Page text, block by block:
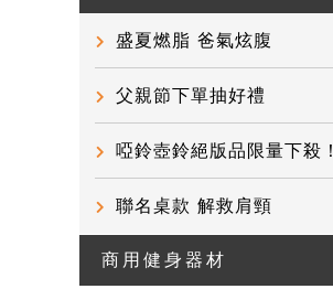
盛夏燃脂 爸氣炫腹
父親節下單抽好禮
啞鈴壺鈴絕版品限量下殺！
聯名桌款 解救肩頸
商用健身器材